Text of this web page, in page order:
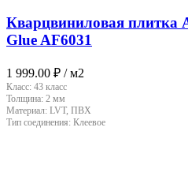
Кварцвиниловая плитка
Glue AF6031
1 999.00 ₽ / м2
Класс: 43 класс
Толщина: 2 мм
Материал: LVT, ПВХ
Тип соединения: Клеевое